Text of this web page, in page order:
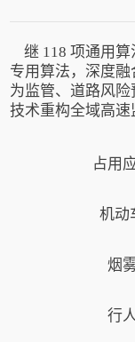
继 118 项通用算
专用算法，深度
为监管、道路风
技术重构全域高
占用
机动
烟
行